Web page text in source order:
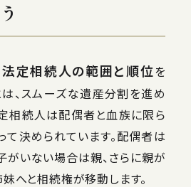
法定相続人の範囲と順位 を
、スムーズな遺産分割を進め
相続人は配偶者と血族に限ら
て決められています。配偶者は
がいない場合は親、さらに親が
へと相続権が移動します。